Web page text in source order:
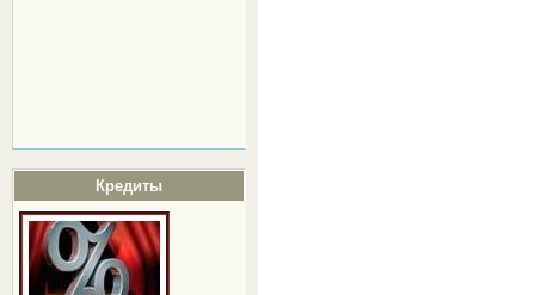
Кредиты